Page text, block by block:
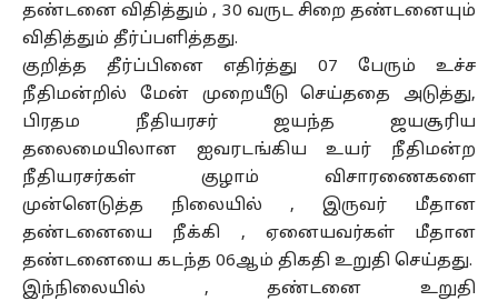
தண்டனை விதித்தும் , 30 வருட சிறை தண்டனையும்
விதித்தும் தீர்ப்பளித்தது.
குறித்த தீர்ப்பினை எதிர்த்து 07 பேரும் உச்ச
நீதிமன்றில் மேன் முறையீடு செய்ததை அடுத்து,
பிரதம நீதியரசர் ஜயந்த ஜயசூரிய
தலைமையிலான ஐவரடங்கிய உயர் நீதிமன்ற
நீதியரசர்கள் குழாம் விசாரணைகளை
முன்னெடுத்த நிலையில் , இருவர் மீதான
தண்டனையை நீக்கி , ஏனையவர்கள் மீதான
தண்டனையை கடந்த 06ஆம் திகதி உறுதி செய்தது.
இந்நிலையில் , தண்டனை உறுதி